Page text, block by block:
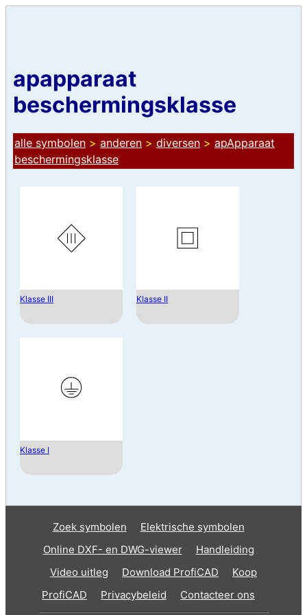
apapparaat
beschermingsklasse
alle symbolen > anderen > diversen > apApparaat
beschermingsklasse
Klasse III Klasse II
Klasse I
Zoek symbolen
Elektrische symbolen
Online DXF- en DWG-viewer
Handleiding
Video uitleg
Download ProfiCAD
Koop
ProfiCAD
Privacybeleid Contacteer ons